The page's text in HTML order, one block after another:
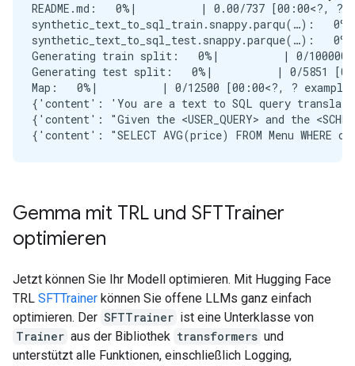
README.md:   0%|          | 0.00/737 [00:00<?,
synthetic_text_to_sql_train.snappy.parqu(…):
synthetic_text_to_sql_test.snappy.parque(…):
Generating train split:   0%|          | 0/100000
Generating test split:   0%|          | 0/5851
Map:   0%|          | 0/12500 [00:00<?, ?
{'content': 'You are a text to SQL query
{'content': "Given the <USER_QUERY> and the
Gemma mit TRL und SFTTrainer
optimieren
Jetzt können Sie Ihr Modell optimieren. Mit Hugging Face
TRL SFTTrainer können Sie offene LLMs ganz einfach
optimieren. Der SFTTrainer ist eine Unterklasse von
Trainer aus der Bibliothek transformers und
unterstützt alle Funktionen, einschließlich Logging,